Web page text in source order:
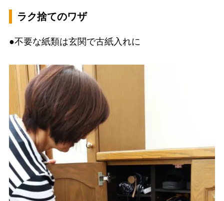
ラク捨てのワザ
●不要な紙類は玄関で古紙入れに